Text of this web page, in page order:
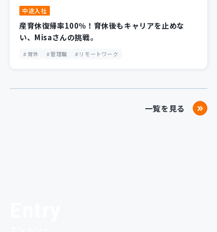
中途入社
産育休復帰率100％！育休後もキャリアを止めな
い、Misaさんの挑戦。
育休 管理職 リモートワーク
一覧を見る